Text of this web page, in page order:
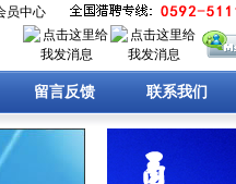
员中心
留言反馈 联系我们